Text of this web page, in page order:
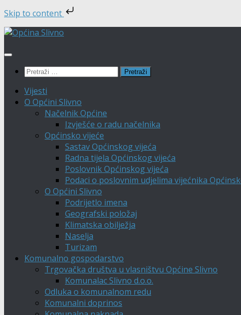
Skip to content
Skip
content
Pretraži:
Vijesti
O Općini Slivno
Načelnik Općine
Izvješće o radu načelnika
Općinsko vijeće
Sastav Općinskog vijeća
Radna tijela Općinskog vijeća
Poslovnik Općinskog vijeća
Podaci o poslovnim udjelima vijećnika
O Općini Slivno
Podrijetlo imena
Geografski položaj
Klimatska obilježja
Naselja
Turizam
Komunalno gospodarstvo
Trgovačka društva u vlasništvu Općine Slivno
Komunalac Slivno d.o.o.
Odluka o komunalnom redu
Komunalni doprinos